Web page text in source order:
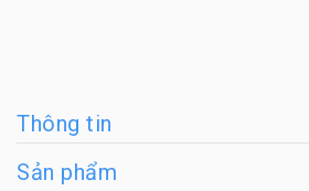
Thông tin
Sản phẩm